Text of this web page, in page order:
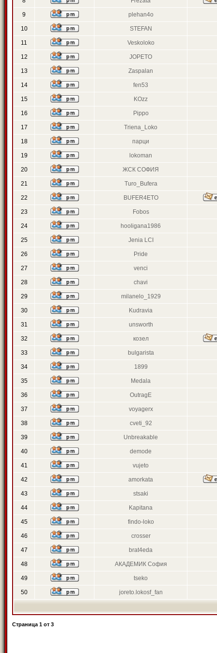
9 plehan4o
10 STEFAN
11 Veskoloko
12 JOPETO
13 Zaspalan
14 fen53
15 KOzz
16 Pippo
17 Triena_Loko
18 парци
19 lokoman
20 ЖСК СОФИЯ
21 Turo_Bufera
22 BUFER4ETO
23 Fobos
24 hooligana1986
25 Jenia LCI
26 Pride
27 venci
28 chavi
29 milanelo_1929
30 Kudravia
31 unsworth
32 козел
33 bulgarista
34 1899
35 Medala
36 OutragE
37 voyagerx
38 cveti_92
39 Unbreakable
40 demode
41 vujeto
42 amorkata
43 stsaki
44 Kapitana
45 findo-loko
46 crosser
47 brat4eda
48 АКАДЕМИК София
49 tseko
50 joreto.lokosf_fan
Страница 1 от 3